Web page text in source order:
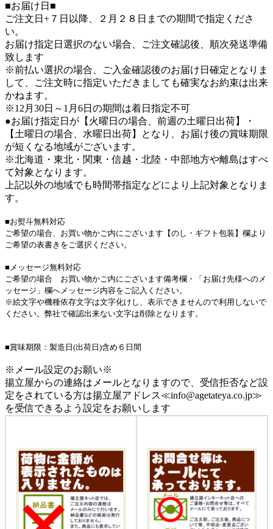
■お届け日■
ご注文日+７日以降、２月２８日までの期間で指定くださ
い。
お届け指定日選択のない場合、ご注文確認後、順次発送準備
致します
※前払い選択の場合、ご入金確認後のお届け日確定となりま
して、ご注文時に指定いただきましても確実なお約束は出来
かねます。
※12月30日～1月6日の期間は着日指定不可
●お届け指定日が【火曜日の場合、前週の土曜日出荷】・
【土曜日の場合、水曜日出荷】となり、お届け後の賞味期限
が短くなる地域がございます。
※北海道・東北・関東・信越・北陸・中部地方や離島はすべ
て対象となります。
上記以外の地域でも時間帯指定などにより上記対象となりま
す。
■お熨斗無料対応
ご希望の場合、お買い物かご内にございます【のし・ギフト包装】欄より
ご希望の表書きをご選択ください。
■メッセージ無料対応
ご希望の場合 お買い物かご内にございます備考欄・「お届け先様へのメ
ッセージ」欄へメッセージ内容をご記入ください。
※絵文字や機種依存文字は文字化けし、表示できませんので利用しないで
ください。弊社で確認出来ない文字は削除となります。
■賞味期限：製造日(出荷日)含め６日間
※メール設定のお願い※
揚立屋からの連絡はメールとなりますので、受信拒否など設
定をされている方は揚立屋アドレス≪info@agetateya.co.jp≫
を受信できるよう設定をお願いします